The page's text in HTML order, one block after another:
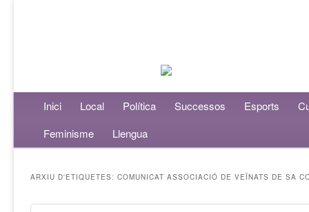
Menú principalAneu al contingut principal
Aneu al contingut secundari
Inici Local Política Successos Esports
Feminisme
Llengua
ARXIU D'ETIQUETES:COMUNICAT ASSOCIACIÓ DE VEÏNATS DE SA